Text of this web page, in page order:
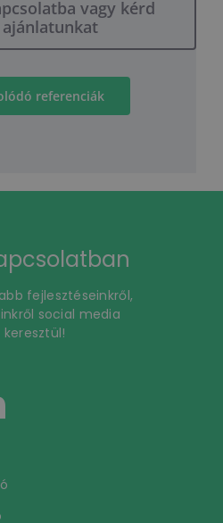
vagy kérd
ajánlatunkat
referenciák
fejlesztéseinkről,
social media